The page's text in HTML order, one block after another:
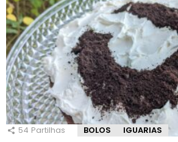
54 Partilhas BOLOS IGUARIAS